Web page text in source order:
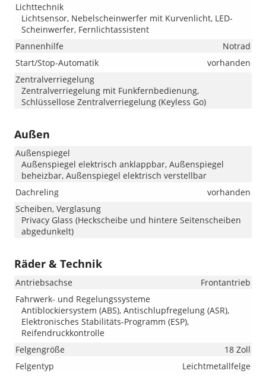
Lichttechnik
Lichtsensor, Nebelscheinwerfer mit Kurvenlicht, LED-
Scheinwerfer, Fernlichtassistent
Pannenhilfe
Notrad
Start/Stop-Automatik
vorhanden
Zentralverriegelung
Zentralverriegelung mit Funkfernbedienung,
Schlüssellose Zentralverriegelung (Keyless Go)
Außen
Außenspiegel
Außenspiegel elektrisch anklappbar, Außenspiegel
beheizbar, Außenspiegel elektrisch verstellbar
Dachreling
vorhanden
Scheiben, Verglasung
Privacy Glass (Heckscheibe und hintere Seitenscheiben
abgedunkelt)
Räder & Technik
Antriebsachse
Frontantrieb
Fahrwerk- und Regelungssysteme
Antiblockiersystem (ABS), Antischlupfregelung (ASR),
Elektronisches Stabilitäts-Programm (ESP),
Reifendruckkontrolle
Felgengröße
18 Zoll
Felgentyp
Leichtmetallfelge